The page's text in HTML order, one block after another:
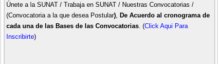
Únete a la SUNAT / Trabaja en SUNAT / Nuestras Convocatorias /
(Convocatoria a la que desea Postular), De Acuerdo al cronograma de
cada una de las Bases de las Convocatorias. (Click Aqui Para
Inscribirte)